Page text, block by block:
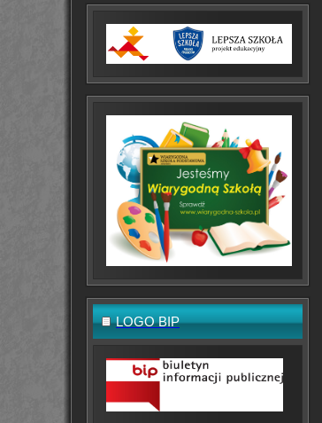
LOGO BIP